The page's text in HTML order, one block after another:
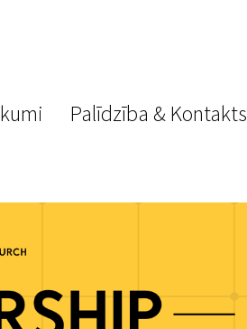
Palīdzība & Kontakts